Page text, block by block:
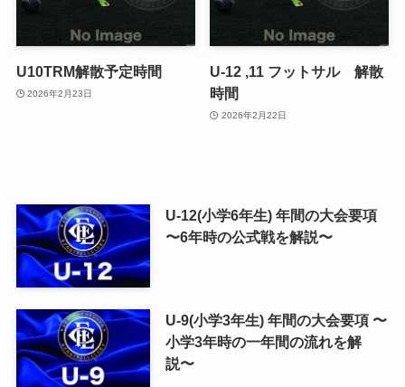
U10TRM解散予定時間
2026年2月23日
U-12 ,11 フットサル 解散
時間
2026年2月22日
U-12(小学6年生) 年間の大会要項
〜6年時の公式戦を解説〜
U-9(小学3年生) 年間の大会要項 〜
小学3年時の一年間の流れを解
説〜